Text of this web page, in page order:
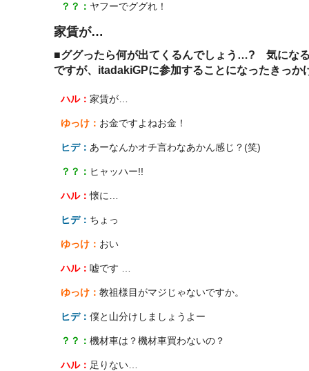
？？： ヤフーでググれ！
家賃が…
■ググったら何が出てくるんでしょう…? 気にな
ですが、itadakiGPに参加することになったきっか
ハル： 家賃が…
ゆっけ： お金ですよねお金！
ヒデ： あーなんかオチ言わなあかん感じ？(笑)
？？： ヒャッハー!!
ハル：懐に…
ヒデ： ちょっ
ゆっけ： おい
ハル： 嘘です …
ゆっけ： 教祖様目がマジじゃないですか。
ヒデ： 僕と山分けしましょうよー
？？： 機材車は？機材車買わないの？
ハル： 足りない…